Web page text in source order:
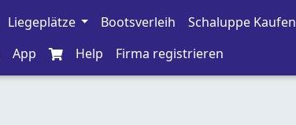
Liegeplätze Bootsverleih
Schaluppe Kaufen
App Help Firma registrieren